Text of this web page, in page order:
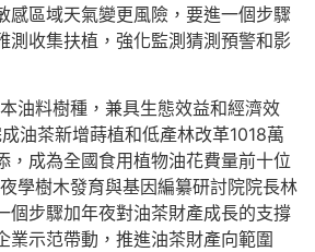
感區域天氣變更風險，要進一個步驟
測收集扶植，強化監測猜測預警和影
油料樹種，兼具生態效益和經濟效
油茶新增蒔植和低產林改革1018萬
，成為全國食用植物油花費量前十位
學樹木發育與基因編纂研討院院長林
個步驟加年夜對油茶財產成長的支撐
業示范帶動，推進油茶財產向範圍